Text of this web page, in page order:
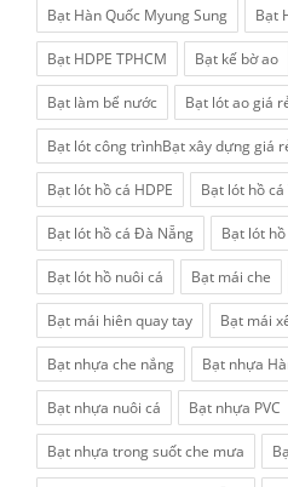
Bạt Hàn Quốc Myung Sung Bạt
Bạt HDPE TPHCM Bạt kế bờ ao
Bạt làm bể nước Bạt lót ao giá
Bạt lót công trìnhBạt xây dựng giá
Bạt lót hồ cá HDPE Bạt lót hồ cá
Bạt lót hồ cá Đà Nẵng Bạt lót
Bạt lót hồ nuôi cá Bạt mái che
Bạt mái hiên quay tay Bạt mái
Bạt nhựa che nắng Bạt nhựa
Bạt nhựa nuôi cá Bạt nhựa PVC
Bạt nhựa trong suốt che mưa